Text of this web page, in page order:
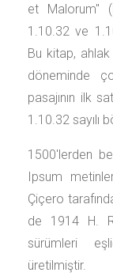
et Malorum"
1.10.32 ve
Bu kitap,
döneminde
pasajının ilk
1.10.32 sayılı
1500'lerden
Ipsum
Çiçero
de 1914 H.
sürümleri
üretilmiştir.